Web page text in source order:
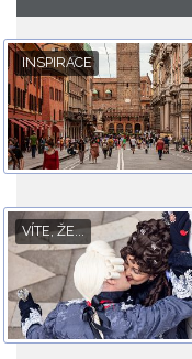
INSPIRACE
VÍTE, ŽE...